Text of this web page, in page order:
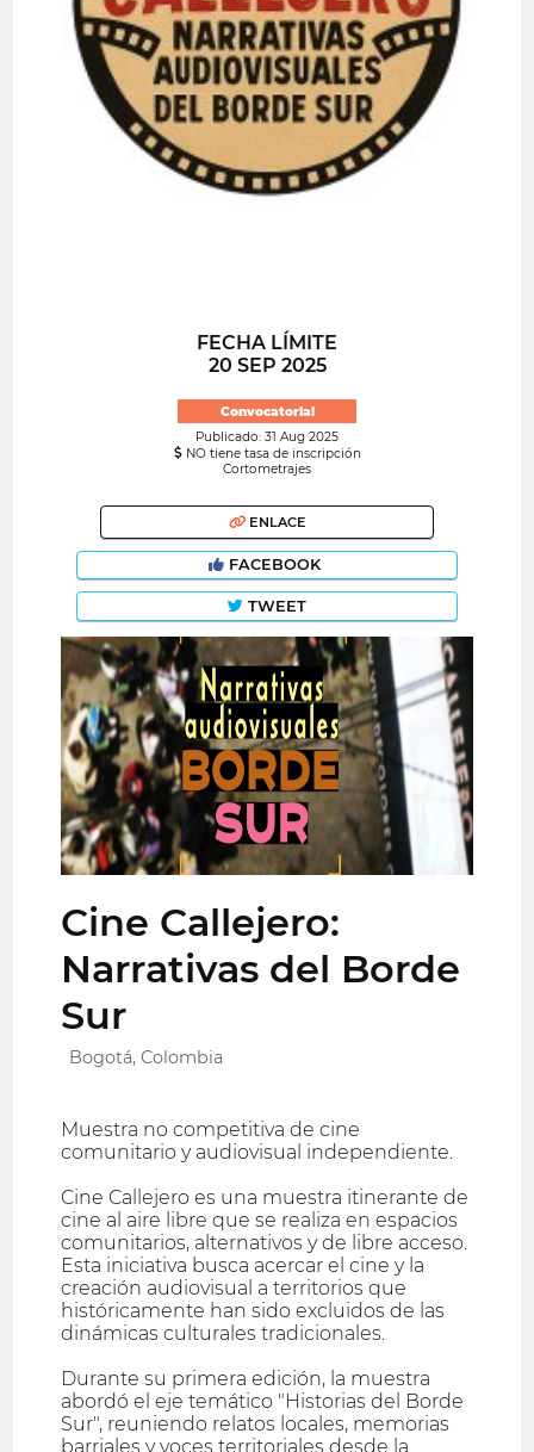
FECHA LÍMITE
20 SEP 2025
Convocatoria!
Publicado: 31 Aug 2025
NO tiene tasa de inscripción
Cortometrajes
ENLACE
FACEBOOK
TWEET
Cine Callejero:
Narrativas del Borde
Sur
Bogotá, Colombia
Muestra no competitiva de cine
comunitario y audiovisual independiente.
Cine Callejero es una muestra itinerante de
cine al aire libre que se realiza en espacios
comunitarios, alternativos y de libre acceso.
Esta iniciativa busca acercar el cine y la
creación audiovisual a territorios que
históricamente han sido excluidos de las
dinámicas culturales tradicionales.
Durante su primera edición, la muestra
abordó el eje temático "Historias del Borde
Sur", reuniendo relatos locales, memorias
barriales y voces territoriales desde la